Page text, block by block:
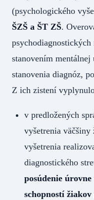
(psychologického
ŠZŠ a ŠT ZŠ.
stanovením
stanovenia diagnóz,
Z ich zistení
v predložených
vyšetrenia
vyšetrenia
diagnostického
posúdenie
schopností